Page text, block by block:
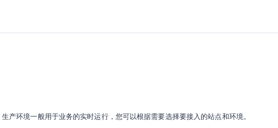
环境一般用于业务的实时运行，您可以根据需要选择要接入的站点和环境。